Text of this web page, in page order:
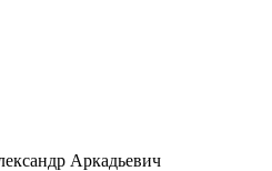
Аркадьевич